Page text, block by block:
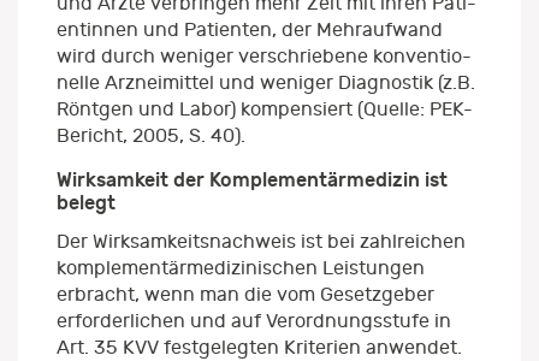
entinnen und Patienten, der Mehraufwand
wird durch weniger verschriebene konventio-
nelle Arzneimittel und weniger Diagnostik (z.B.
Röntgen und Labor) kompensiert (Quelle: PEK-
Bericht, 2005, S. 40).
Wirksamkeit der Komplementärmedizin ist
belegt
Der Wirksamkeitsnachweis ist bei zahlreichen
komplementärmedizinischen Leistungen
erbracht, wenn man die vom Gesetzgeber
erforderlichen und auf Verordnungsstufe in
Art. 35 KVV festgelegten Kriterien anwendet.